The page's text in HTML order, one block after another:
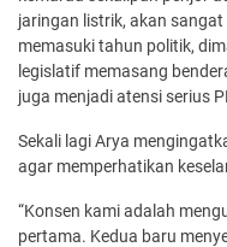
jaringan listrik, akan
memasuki tahun politik,
legislatif memasang
juga menjadi atensi serius
Sekali lagi Arya
agar memperhatikan
“Konsen kami adalah
pertama. Kedua baru